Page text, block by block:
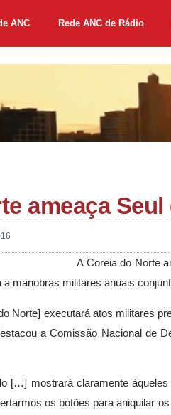
ANC Rede ANC de Rádio
ameaça
A Coreia do Norte
manobras militares anuais
Norte] executará atos militares
a Comissão Nacional de
[…] mostrará claramente
os botões para aniquilar